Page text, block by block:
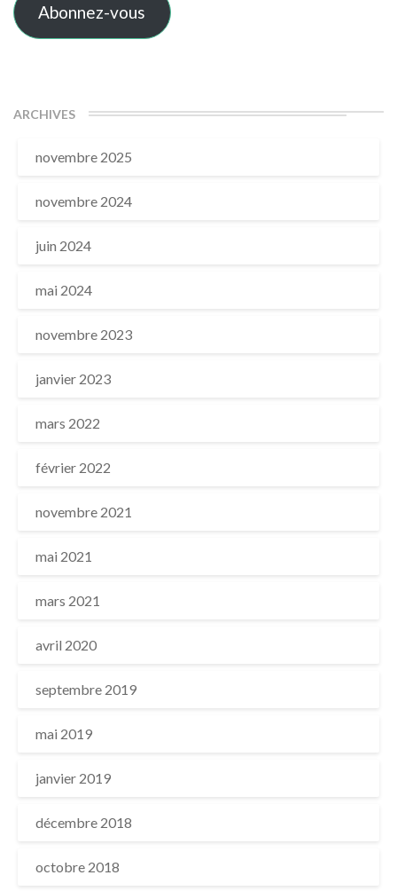
Abonnez-vous
ARCHIVES
novembre 2025
novembre 2024
juin 2024
mai 2024
novembre 2023
janvier 2023
mars 2022
février 2022
novembre 2021
mai 2021
mars 2021
avril 2020
septembre 2019
mai 2019
janvier 2019
décembre 2018
octobre 2018